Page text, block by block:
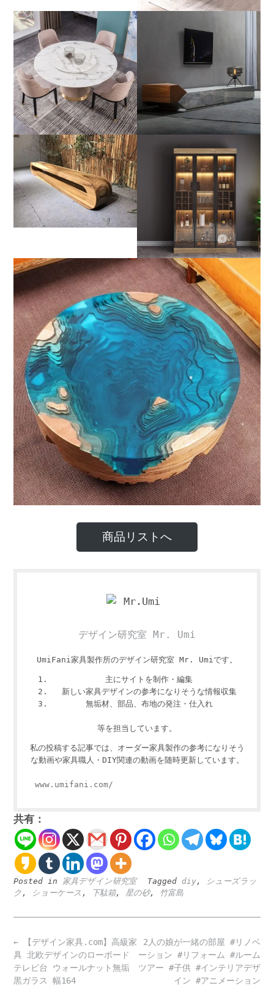
商品リストへ
デザイン研究室 Mr. Umi
UmiFani家具製作所のデザイン研究室 Mr. Umiです。
主にサイトを制作・編集
新しい家具デザインの参考になりそうな情報収集
無垢材、部品、布地の発注・仕入れ
等を担当しています。
私の投稿する記事では、オーダー家具製作の参考になりそう
な動画や家具職人・DIY関連の動画を随時更新しています。
www.umifani.com/
共有：
Posted in 家具デザイン研究室 Tagged diy,
シューズラッ
ク , ショーケース , 下駄箱, 星の砂, 竹富島
Post
navigation
2人の娘が一緒の部屋 #リノベ
ーション #リフォーム #ルーム
ツアー #子供 #インテリアデザ
イン #アニメーション
← 【デザイン家具.com】高級家
具 北欧デザインのローボード
テレビ台 ウォールナット無垢
黒ガラス 幅164